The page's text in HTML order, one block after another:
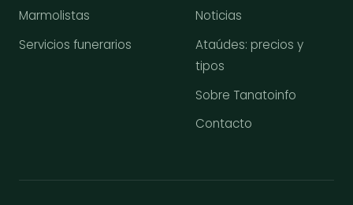
Marmolistas
Servicios funerarios
Noticias
Ataúdes: precios y
tipos
Sobre Tanatoinfo
Contacto